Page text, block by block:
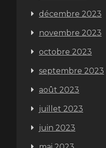
décembre 2023
novembre 2023
octobre 2023
septembre 2023
août 2023
juillet 2023
juin 2023